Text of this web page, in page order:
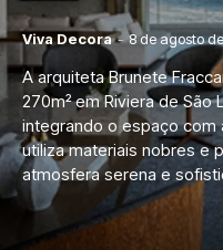
Viva Decora - 8 de agosto
A arquiteta Brunete
270m² em Riviera de São
integrando o espaço com
utiliza materiais nobres e
atmosfera serena e